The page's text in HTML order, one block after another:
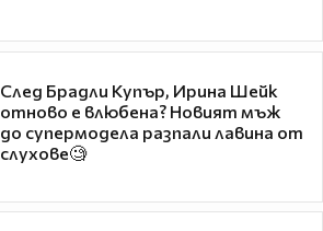
След Брадли Купър, Ирина Шейк
отново е влюбена? Новият мъж
до супермодела разпали лавина от
слухове🧐